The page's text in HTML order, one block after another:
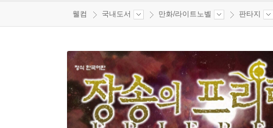
웰컴 국내도서 만화/라이트노벨 판타지